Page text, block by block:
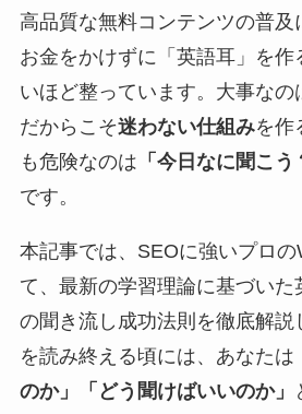
高品質な無料コンテンツの普及
お金をかけずに「英語耳」を作
いほど整っています。大事なの
だからこそ迷わない仕組みを作
も危険なのは 「今日なに聞こう
です。
本記事では、SEOに強いプロの
て、最新の学習理論に基づいた
の聞き流し成功法則を徹底解説
を読み終える頃には、あなたは
のか」
「どう聞けばいいのか」